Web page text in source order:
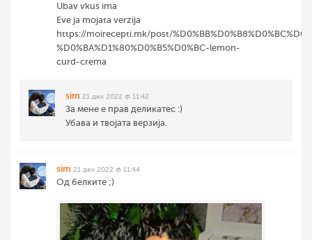
Ubav vkus ima
Eve ja mojata verzija
https://moirecepti.mk/post/
%D0%BA%D1%80%D0%B5%D0%BC-lemon-
curd-crema
sim 21 дек 2022 @ 11:42
За мене е прав деликатес :)
Убава и твојата верзија.
sim 21 дек 2022 @ 11:44
Од белките ;)